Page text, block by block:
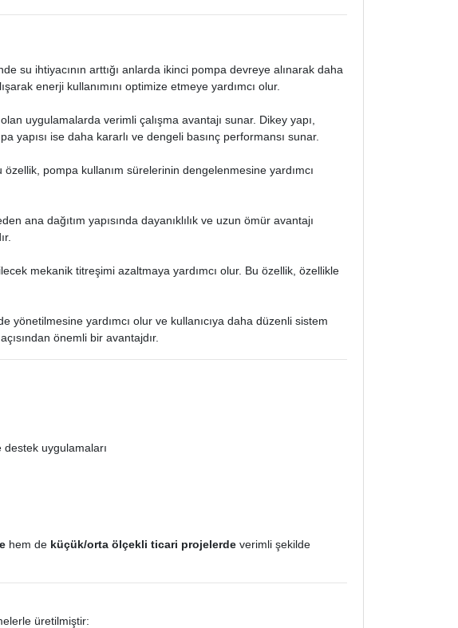
su ihtiyacının arttığı anlarda ikinci pompa devreye alınarak daha
enerji kullanımını optimize etmeye yardımcı olur.
uygulamalarda verimli çalışma avantajı sunar. Dikey yapı,
ise daha kararlı ve dengeli basınç performansı sunar.
özellik, pompa kullanım sürelerinin dengelenmesine yardımcı
ana dağıtım yapısında dayanıklılık ve uzun ömür avantajı
mekanik titreşimi azaltmaya yardımcı olur. Bu özellik, özellikle
yardımcı olur ve kullanıcıya daha düzenli sistem
önemli bir avantajdır.
uygulamaları
hem de küçük/orta ölçekli ticari projelerde verimli şekilde
üretilmiştir: